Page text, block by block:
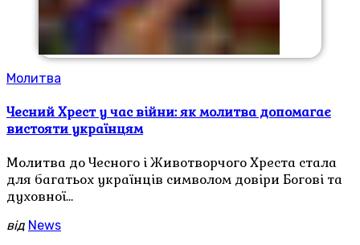
Молитва
Чесний Хрест у час війни: як молитва допомагає
вистояти українцям
Молитва до Чесного і Животворчого Хреста стала
для багатьох українців символом довіри Богові та
духовної…
від News